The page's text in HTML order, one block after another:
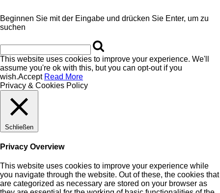
Beginnen Sie mit der Eingabe und drücken Sie Enter, um zu
suchen
This website uses cookies to improve your experience. We'll
assume you're ok with this, but you can opt-out if you
wish.Accept Read More
Privacy & Cookies Policy
Schließen
Privacy Overview
This website uses cookies to improve your experience while
you navigate through the website. Out of these, the cookies that
are categorized as necessary are stored on your browser as